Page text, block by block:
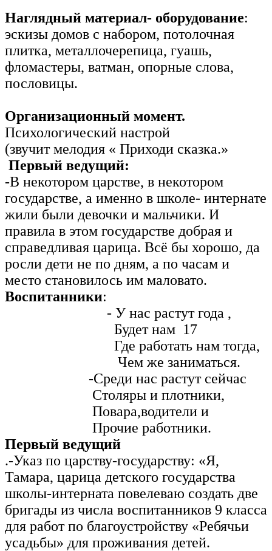
Наглядный материал- оборудование:
эскизы домов с набором, потолочная
плитка, металлочерепица, гуашь,
фломастеры, ватман, опорные слова,
пословицы.
Организационный момент.
Психологический настрой
(звучит мелодия « Приходи сказка.»
Первый ведущий:
-В некотором царстве, в некотором
государстве, а именно в школе- интернате
жили были девочки и мальчики. И
правила в этом государстве добрая и
справедливая царица. Всё бы хорошо, да
росли дети не по дням, а по часам и
место становилось им маловато.
Воспитанники:
- У нас растут года ,
Будет нам 17
Где работать нам тогда,
Чем же заниматься.
-Среди нас растут сейчас
Столяры и плотники,
Повара,водители и
Прочие работники.
Первый ведущий
.-Указ по царству-государству: «Я,
Тамара, царица детского государства
школы-интерната повелеваю создать две
бригады из числа воспитанников 9 класса
для работ по благоустройству «Ребячьи
усадьбы» для проживания детей.